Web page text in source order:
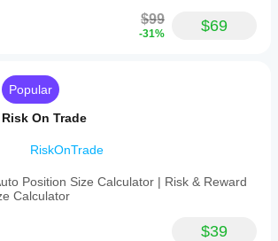
$99
-31% $69
Popular
Risk On Trade
RiskOnTrade
Position Size Calculator | Risk & Reward
Calculator
$39